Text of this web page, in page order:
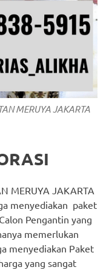
MERUYA JAKARTA
MERUYA JAKARTA
menyediakan paket
Pengantin yang
memerlukan
menyediakan Paket
yang sangat